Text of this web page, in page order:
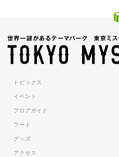
トピックス
イベント
フロアガイド
フード
グッズ
アクセス